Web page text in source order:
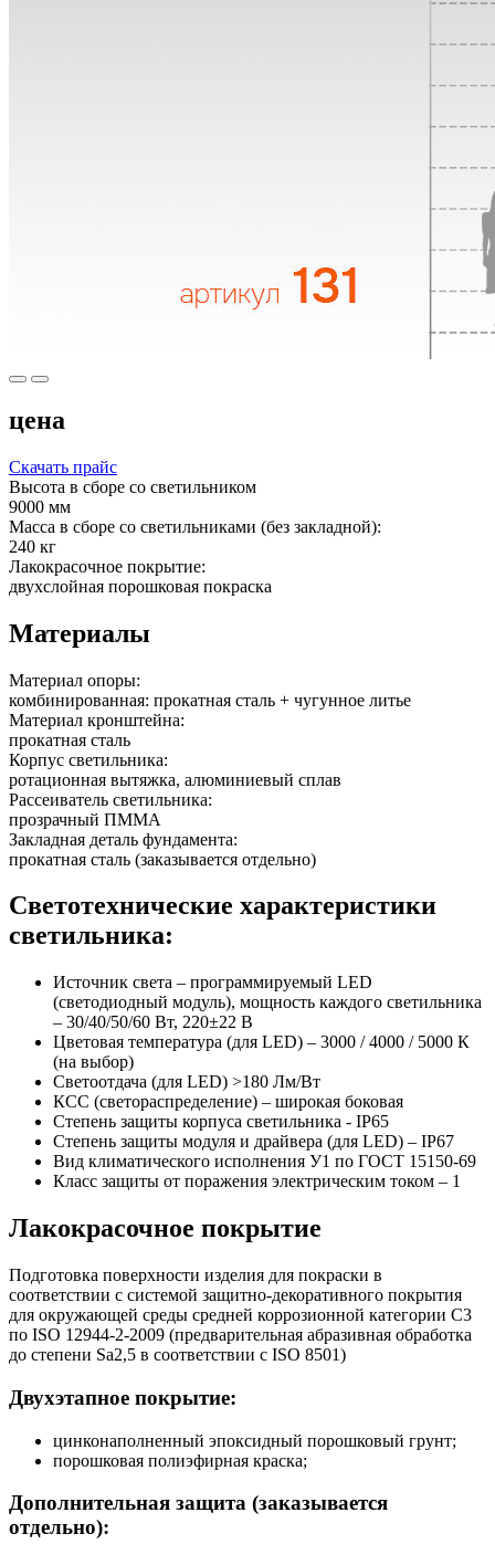
цена
Скачать прайс
Высота в сборе со светильником
9000 мм
Масса в сборе со светильниками (без закладной):
240 кг
Лакокрасочное покрытие:
двухслойная порошковая покраска
Материалы
Материал опоры:
комбинированная: прокатная сталь + чугунное литье
Материал кронштейна:
прокатная сталь
Корпус светильника:
ротационная вытяжка, алюминиевый сплав
Рассеиватель светильника:
прозрачный ПММА
Закладная деталь фундамента:
прокатная сталь (заказывается отдельно)
Светотехнические характеристики
светильника:
Источник света – программируемый LED
(светодиодный модуль), мощность каждого светильника
– 30/40/50/60 Вт, 220±22 В
Цветовая температура (для LED) – 3000 / 4000 / 5000 К
(на выбор)
Светоотдача (для LED) >180 Лм/Вт
КСС (светораспределение) – широкая боковая
Степень защиты корпуса светильника - IP65
Степень защиты модуля и драйвера (для LED) – IP67
Вид климатического исполнения У1 по ГОСТ 15150-69
Класс защиты от поражения электрическим током – 1
Лакокрасочное покрытие
Подготовка поверхности изделия для покраски в
соответствии с системой защитно-декоративного покрытия
для окружающей среды средней коррозионной категории C3
по ISO 12944-2-2009 (предварительная абразивная обработка
до степени Sa2,5 в соответствии с ISO 8501)
Двухэтапное покрытие:
цинконаполненный эпоксидный порошковый грунт;
порошковая полиэфирная краска;
Дополнительная защита (заказывается
отдельно):